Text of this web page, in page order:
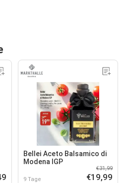
Bellei Aceto Balsamico di
Modena IGP
9 Tage
€31,99
€19,99